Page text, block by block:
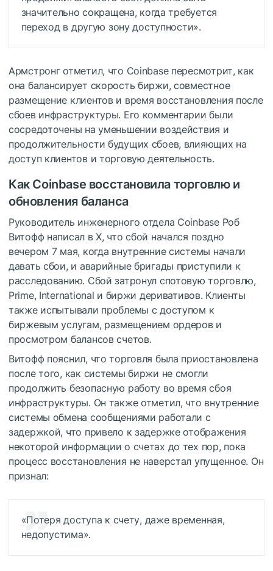
значительно сокращена, когда требуется
переход в другую зону доступности».
Армстронг отметил, что Coinbase пересмотрит, как
она балансирует скорость биржи, совместное
размещение клиентов и время восстановления после
сбоев инфраструктуры. Его комментарии были
сосредоточены на уменьшении воздействия и
продолжительности будущих сбоев, влияющих на
доступ клиентов и торговую деятельность.
Как Coinbase восстановила торговлю и
обновления баланса
Руководитель инженерного отдела Coinbase Роб
Витофф написал в X, что сбой начался поздно
вечером 7 мая, когда внутренние системы начали
давать сбои, и аварийные бригады приступили к
расследованию. Сбой затронул спотовую торговлю,
Prime, International и биржи деривативов. Клиенты
также испытывали проблемы с доступом к
биржевым услугам, размещением ордеров и
просмотром балансов счетов.
Витофф пояснил, что торговля была приостановлена
после того, как системы биржи не смогли
продолжить безопасную работу во время сбоя
инфраструктуры. Он также отметил, что внутренние
системы обмена сообщениями работали с
задержкой, что привело к задержке отображения
некоторой информации о счетах до тех пор, пока
процесс восстановления не наверстал упущенное. Он
признал:
«Потеря доступа к счету, даже временная,
недопустима».